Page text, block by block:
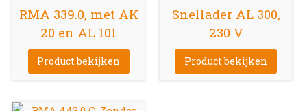
RMA 339.0, met AK
20 en AL 101
Product bekijken
Snellader AL 300,
230 V
Product bekijken